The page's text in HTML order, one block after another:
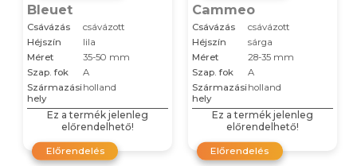
Bleuet
Csávázás
csávázott
Héjszín
lila
Méret
35-50 mm
Szap. fok
A
Származási
hely
holland
Ez a termék jelenleg
előrendelhető!
Előrendelés
Cammeo
Csávázás
csávázott
Héjszín
sárga
Méret
28-35 mm
Szap. fok
A
Származási
hely
holland
Ez a termék jelenleg
előrendelhető!
Előrendelés